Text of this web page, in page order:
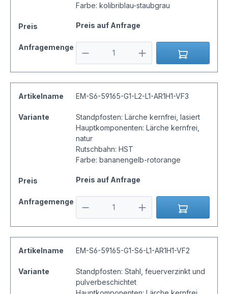
Farbe: kolibriblau-staubgrau
Preis Preis auf Anfrage
Anfragemenge
Artikelname EM-S6-59165-G1-L2-L1-AR1H1-VF3
Variante
Standpfosten: Lärche kernfrei, lasiert
Hauptkomponenten: Lärche kernfrei,
natur
Rutschbahn: HST
Farbe: bananengelb-rotorange
Preis Preis auf Anfrage
Anfragemenge
Artikelname EM-S6-59165-G1-S6-L1-AR1H1-VF2
Variante
Standpfosten: Stahl, feuerverzinkt und
pulverbeschichtet